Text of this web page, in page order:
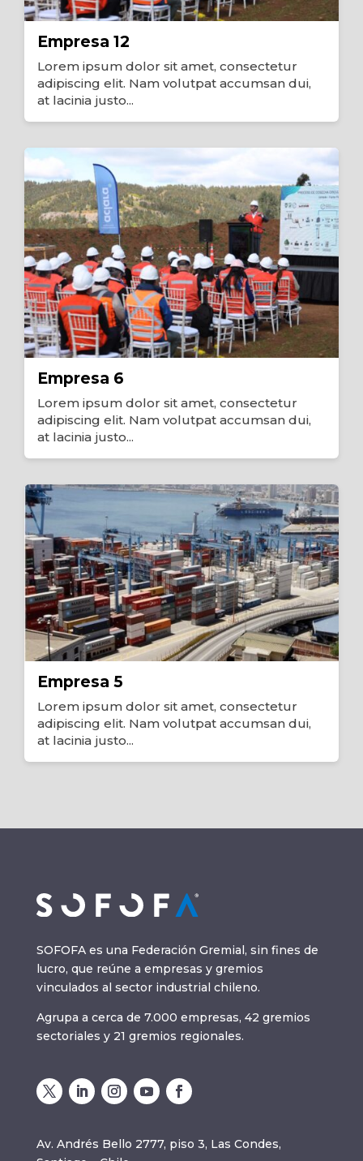
Empresa 12
Lorem ipsum dolor sit amet, consectetur
adipiscing elit. Nam volutpat accumsan dui,
at lacinia justo...
Empresa 6
Lorem ipsum dolor sit amet, consectetur
adipiscing elit. Nam volutpat accumsan dui,
at lacinia justo...
Empresa 5
Lorem ipsum dolor sit amet, consectetur
adipiscing elit. Nam volutpat accumsan dui,
at lacinia justo...
SOFOFA es una Federación Gremial, sin fines de
lucro, que reúne a empresas y gremios
vinculados al sector industrial chileno.
Agrupa a cerca de 7.000 empresas, 42 gremios
sectoriales y 21 gremios regionales.
Av. Andrés Bello 2777, piso 3, Las Condes,